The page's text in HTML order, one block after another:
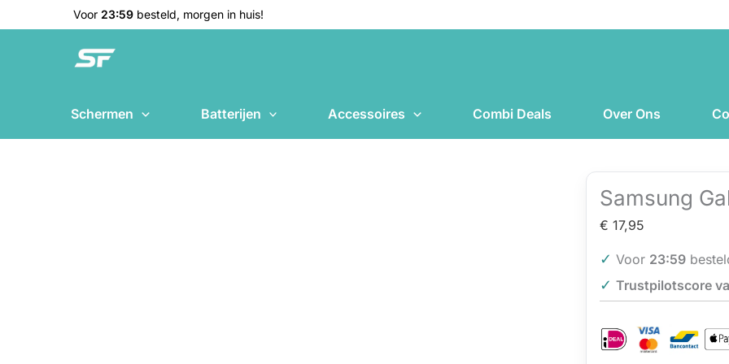
naar
Voor 23:59 besteld, morgen in huis!
Schermen Batterijen Accessoires Combi Deals Over Ons
Samsung
€ 17,95
✓ Voor 23:59
✓ Trustpilotscore
Galaxy
aantal